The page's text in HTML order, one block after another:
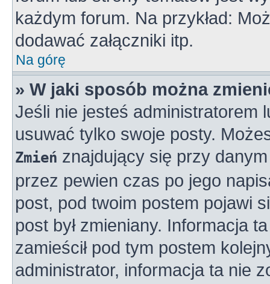
każdym forum. Na przykład:
dodawać załączniki itp.
Na górę
» W jaki sposób można
Jeśli nie jesteś administratorem
usuwać tylko swoje posty.
Zmień znajdujący się przy
przez pewien czas po jego
post, pod twoim postem pojawi
post był zmieniany. Informacja
zamieścił pod tym postem
administrator, informacja ta nie